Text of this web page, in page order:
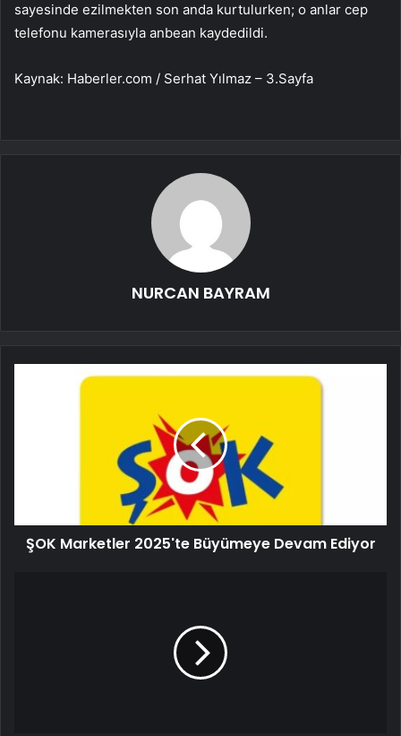
sayesinde ezilmekten son anda kurtulurken; o anlar cep
telefonu kamerasıyla anbean kaydedildi.
Kaynak: Haberler.com / Serhat Yılmaz – 3.Sayfa
NURCAN BAYRAM
ŞOK Marketler 2025'te Büyümeye Devam Ediyor